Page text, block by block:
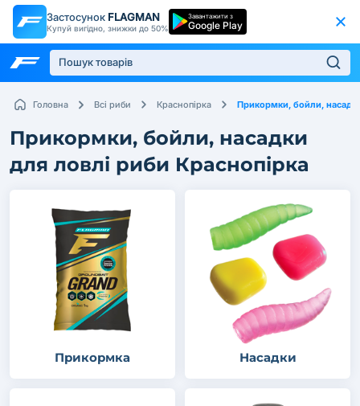
Застосунок FLAGMAN
Купуй вигідно, знижки до 50%
Завантажити з
Google Play
Головна Всі риби Краснопірка Прикормки, бойли,
Прикормки, бойли, насадки
для ловлі риби Краснопірка
Прикормка Насадки